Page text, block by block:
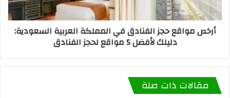
أرخص مواقع حجز الفنادق في المملكة العربية السعودية:
دليلك لأفضل 5 مواقع لحجز الفنادق
مقالات ذات صلة